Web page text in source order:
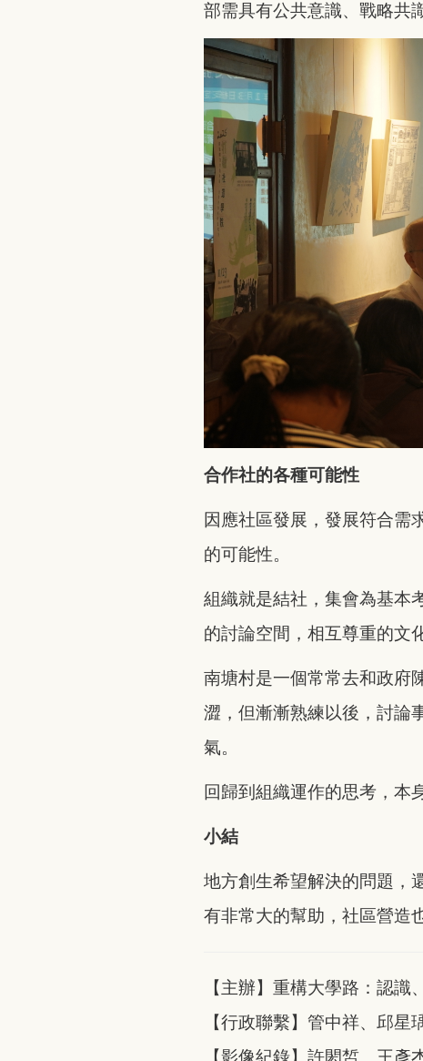
部需具有公共意識、戰略共
合作社的各種可能性
因應社區發展，發展符合需
的可能性。
組織就是結社，集會為基本
的討論空間，相互尊重的文
南塘村是一個常常去和政府
澀，但漸漸熟練以後，討論
氣。
回歸到組織運作的思考，本
小結
地方創生希望解決的問題，
有非常大的幫助，社區營造
【主辦】重構大學路：認
【行政聯繫】管中祥、邱星